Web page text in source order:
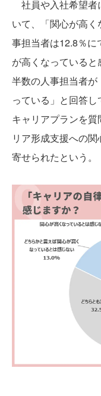
社員や入社希望者
いて、「関心が高
事担当者は12.8％
が高くなっている
半数の人事担当者
っている」と回答
キャリアプランを
リア形成支援への
寄せられたという。